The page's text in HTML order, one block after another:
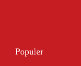
Populer